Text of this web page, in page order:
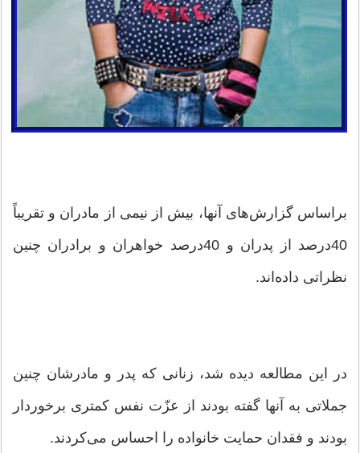
براساس گزارش‌های آنها، بیش از نیمی از مادران و تقریباً
40درصد از پدران و 40درصد خواهران و برادران چنین
نظراتی داده‌اند.
در این مطالعه دیده شد، زنانی که پدر و مادرشان چنین
جملاتی به آنها گفته بودند از عزّت نفس کمتری برخوردار
بودند و فقدان حمایت خانواده را احساس می‌کردند.